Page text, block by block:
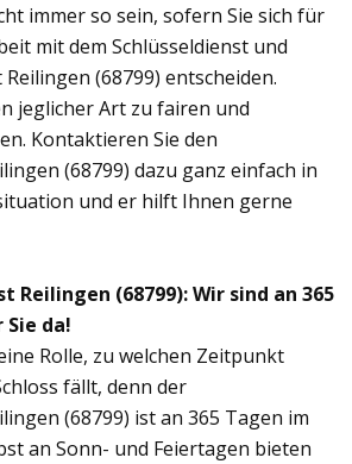
immer so sein, sofern Sie sich für
mit dem Schlüsseldienst und
(68799) entscheiden.
jeglicher Art zu fairen und
Kontaktieren Sie den
(68799) dazu ganz einfach in
und er hilft Ihnen gerne
Reilingen (68799): Wir sind an 365
da!
Rolle, zu welchen Zeitpunkt
fällt, denn der
(68799) ist an 365 Tagen im
an Sonn- und Feiertagen bieten